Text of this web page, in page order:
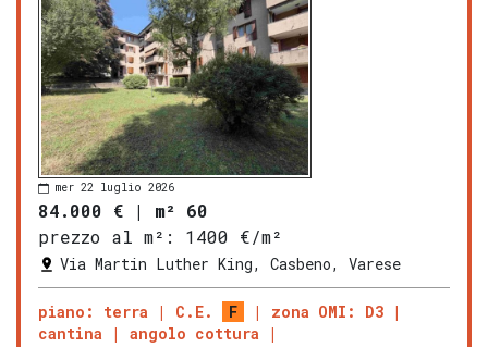
mer 22 luglio 2026
84.000 € | m² 60
prezzo al m²:
1400 €/m²
Via Martin Luther King, Casbeno, Varese
piano: terra C.E. F
zona OMI: D3
cantina
angolo cottura